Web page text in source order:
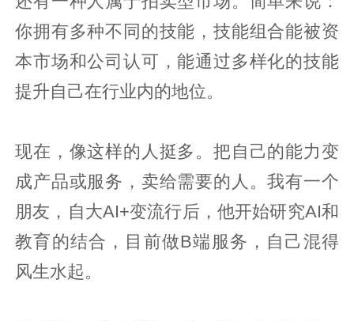
你拥有多种不同的技能，技能组合能被资
本市场和公司认可，能通过多样化的技能
提升自己在行业内的地位。
现在，像这样的人挺多。把自己的能力变
成产品或服务，卖给需要的人。我有一个
朋友，自大AI+变流行后，他开始研究AI和
教育的结合，目前做B端服务，自己混得
风生水起。